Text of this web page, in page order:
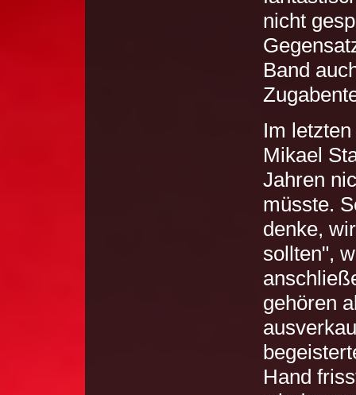
nicht
Band
Im
Mikael
Jahren
müsste.
denke,
sollten",
gehören
Hand